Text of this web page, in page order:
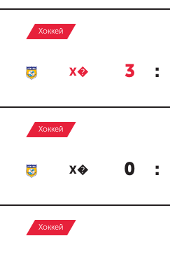
Хоккей
Х� 3 :
Хоккей
Х� 0 :
Хоккей